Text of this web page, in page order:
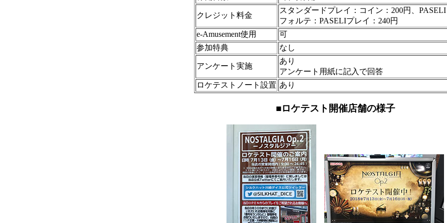
クレジット料金
スタンダードプレイ：コイン：200円、PASELI
フォルテ：PASELIプレイ：240円
e-Amusement使用
可
参加特典
なし
アンケート実施
あり
アンケート用紙に記入で回答
ロケテストノート設置 あり
■ロケテスト開催店舗の様子